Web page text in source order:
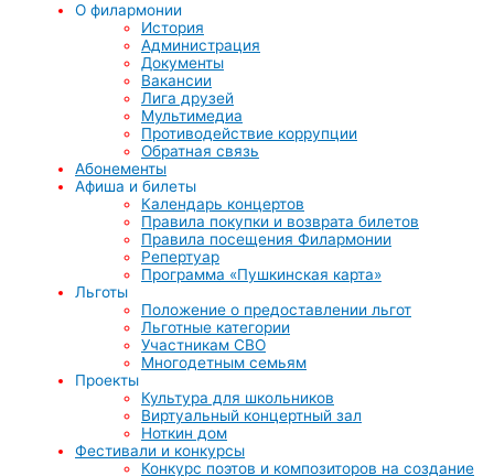
О филармонии
История
Администрация
Документы
Вакансии
Лига друзей
Мультимедиа
Противодействие коррупции
Обратная связь
Абонементы
Афиша и билеты
Календарь концертов
Правила покупки и возврата билетов
Правила посещения Филармонии
Репертуар
Программа «Пушкинская карта»
Льготы
Положение о предоставлении льгот
Льготные категории
Участникам СВО
Многодетным семьям
Проекты
Культура для школьников
Виртуальный концертный зал
Ноткин дом
Фестивали и конкурсы
Конкурс поэтов и композиторов на создание